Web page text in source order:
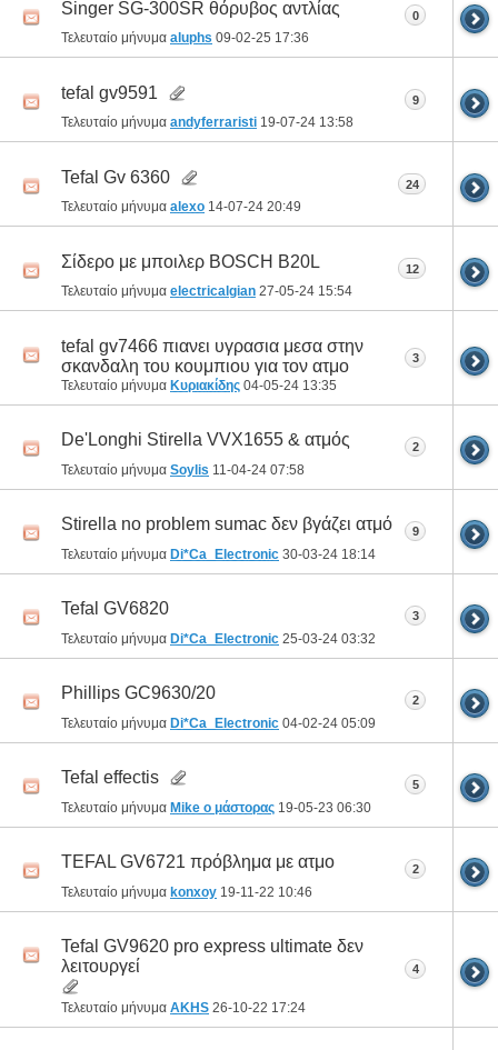
Singer SG-300SR θόρυβος αντλίας
Τελευταίο μήνυμα aluphs 09-02-25 17:36
0
tefal gv9591
Τελευταίο μήνυμα andyferraristi 19-07-24 13:58
9
Tefal Gv 6360
Τελευταίο μήνυμα alexo 14-07-24 20:49
24
Σίδερο με μποιλερ BOSCH B20L
Τελευταίο μήνυμα electricalgian 27-05-24 15:54
12
tefal gv7466 πιανει υγρασια μεσα στην
σκανδαλη του κουμπιου για τον ατμο
Τελευταίο μήνυμα Κυριακίδης 04-05-24 13:35
3
De'Longhi Stirella VVX1655 & ατμός
Τελευταίο μήνυμα Soylis 11-04-24 07:58
2
Stirella no problem sumac δεν βγάζει ατμό
Τελευταίο μήνυμα Di*Ca_Electronic 30-03-24 18:14
9
Tefal GV6820
Τελευταίο μήνυμα Di*Ca_Electronic 25-03-24 03:32
3
Phillips GC9630/20
Τελευταίο μήνυμα Di*Ca_Electronic 04-02-24 05:09
2
Tefal effectis
Τελευταίο μήνυμα Mike ο μάστορας 19-05-23 06:30
5
TEFAL GV6721 πρόβλημα με ατμο
Τελευταίο μήνυμα konxoy 19-11-22 10:46
2
Tefal GV9620 pro express ultimate δεν
λειτουργεί
Τελευταίο μήνυμα AKHS 26-10-22 17:24
4